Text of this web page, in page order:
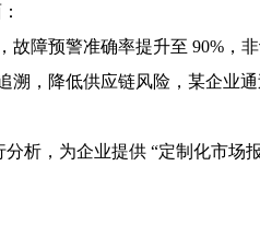
障预警准确率提升至 90%，
溯，降低供应链风险，某企业
析，为企业提供 “定制化市场